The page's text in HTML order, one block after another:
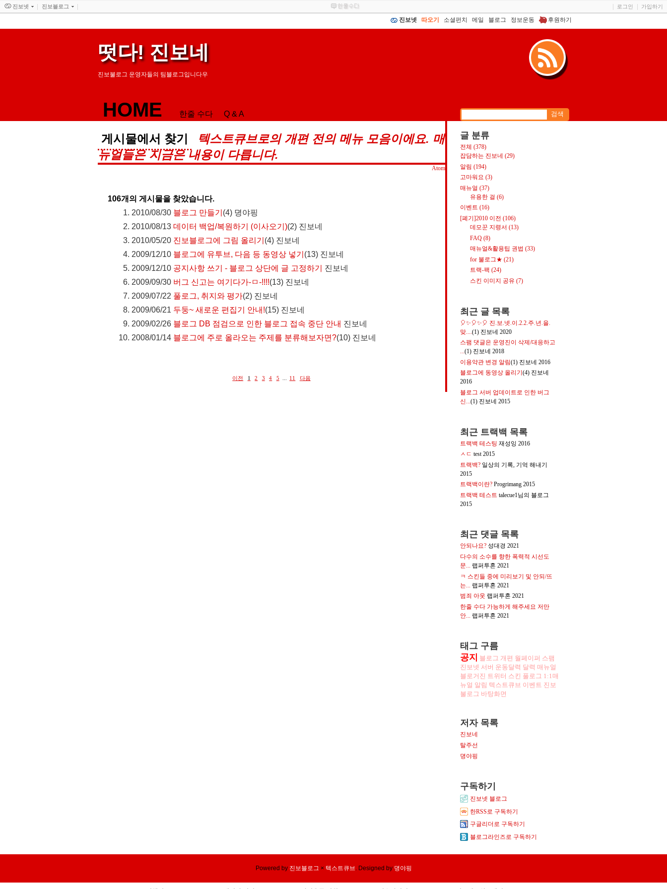
진보넷 따오기 소셜펀치 메일 블로그 정보운동 후원하기
떳다! 진보네
진보불로그 운영자들의 팀블로그입니다우
HOME 한줄 수다 Q & A
게시물에서 찾기
텍스트큐브로의 개편 전의 메뉴 모음이에요. 매
뉴얼들은 지금은 내용이 다릅니다.
Atom
106개의 게시물을 찾았습니다.
2010/08/30 블로그 만들기 (4) 뎡야핑
2010/08/13 데이터 백업/복원하기 (이사오기)(2) 진보네
2010/05/20 진보블로그에 그림 올리기 (4) 진보네
2009/12/10 블로그에 유투브, 다음 등 동영상 넣기 (13) 진보네
2009/12/10 공지사항 쓰기 - 블로그 상단에 글 고정하기
진보네
2009/09/30 버그 신고는 여기다가-ㅁ-!!!!(13) 진보네
2009/07/22 풀로그, 취지와 평가(2) 진보네
2009/06/21 두둥~ 새로운 편집기 안내!(15) 진보네
2009/02/26 블로그 DB 점검으로 인한 블로그 접속 중단 안내 진보네
2008/01/14 블로그에 주로 올라오는 주제를 분류해보자면?(10) 진보네
이전 1 2 3 4 5 11 다음
글 분류
전체 (378)
잡담하는 진보네 (29)
알림 (194)
고마워요 (3)
매뉴얼 (37)
유용한 걸 (6)
이벤트 (16)
[폐기]2010 이전 (106)
데모꾼 지령서 (13)
FAQ (8)
매뉴얼&활용팁 권법 (33)
for 불로그★ (21)
트랙-팩 (24)
스킨 이미지 공유 (7)
최근 글 목록
🎈✨🎈✨🎈 진.보.넷.이.2.2.주.년.을.
맞.... (1) 진보네 2020
스팸 댓글은 운영진이 삭제/대응하고
...(1) 진보네 2018
이용약관 변경 알림(1) 진보네 2016
블로그에 동영상 올리기 (4) 진보네
2016
블로그 서버 업데이트로 인한 버그
신...(1) 진보네 2015
최근 트랙백 목록
트랙백 테스팅 재성잉 2016
ㅅㄷ test 2015
트랙백? 일상의 기록, 기억 해내기
2015
트랙백이란? Progrimang 2015
트랙백 테스트 talecue1님의 블로그
2015
최근 댓글 목록
안되나요? 성대경 2021
다수의 소수를 향한 폭력적 시선도
문... 랩퍼투혼 2021
ㅋ 스킨들 중에 미리보기 및 안되/뜨
는...
랩퍼투혼 2021
범죄 아웃 랩퍼투혼 2021
한줄 수다 가능하게 해주세요 저만
안... 랩퍼투혼 2021
태그 구름
공지 블로그 개편 월페이퍼 스팸
진보넷 서버 운동달력 달력 매뉴얼
블로거진 트위터 스킨 풀로그 1:1매
뉴얼 알림 텍스트큐브 이벤트 진보
불로그 바탕화면
저자 목록
진보네
탈주선
뎡야핑
구독하기
진보넷 블로그
한RSS로 구독하기
구글리더로 구독하기
블로그라인즈로 구독하기
Powered by 진보블로그 × 텍스트큐브 Designed by 뎡야핑
진보넷 진보블로그 로그인 가입하기